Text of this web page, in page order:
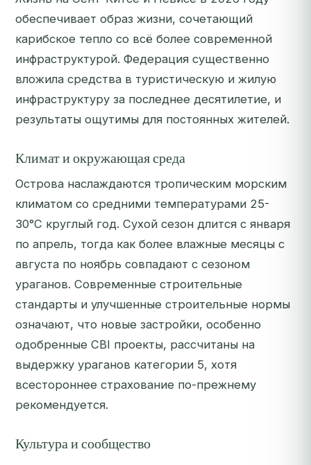
обеспечивает образ жизни, сочетающий
карибское тепло со всё более современной
инфраструктурой. Федерация существенно
вложила средства в туристическую и жилую
инфраструктуру за последнее десятилетие, и
результаты ощутимы для постоянных жителей.
Климат и окружающая среда
Острова наслаждаются тропическим морским
климатом со средними температурами 25-
30°С круглый год. Сухой сезон длится с января
по апрель, тогда как более влажные месяцы с
августа по ноябрь совпадают с сезоном
ураганов. Современные строительные
стандарты и улучшенные строительные нормы
означают, что новые застройки, особенно
одобренные CBI проекты, рассчитаны на
выдержку ураганов категории 5, хотя
всестороннее страхование по-прежнему
рекомендуется.
Культура и сообщество